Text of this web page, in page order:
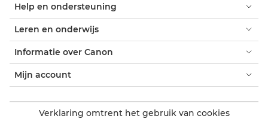
Help en ondersteuning
Leren en onderwijs
Informatie over Canon
Mijn account
Verklaring omtrent het gebruik van cookies